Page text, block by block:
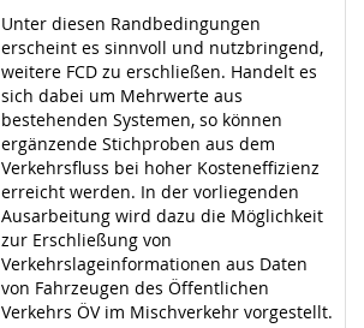
Unter diesen Randbedingungen
erscheint es sinnvoll und nutzbringend,
weitere FCD zu erschließen. Handelt es
sich dabei um Mehrwerte aus
bestehenden Systemen, so können
ergänzende Stichproben aus dem
Verkehrsfluss bei hoher Kosteneffizienz
erreicht werden. In der vorliegenden
Ausarbeitung wird dazu die Möglichkeit
zur Erschließung von
Verkehrslageinformationen aus Daten
von Fahrzeugen des Öffentlichen
Verkehrs ÖV im Mischverkehr vorgestellt.